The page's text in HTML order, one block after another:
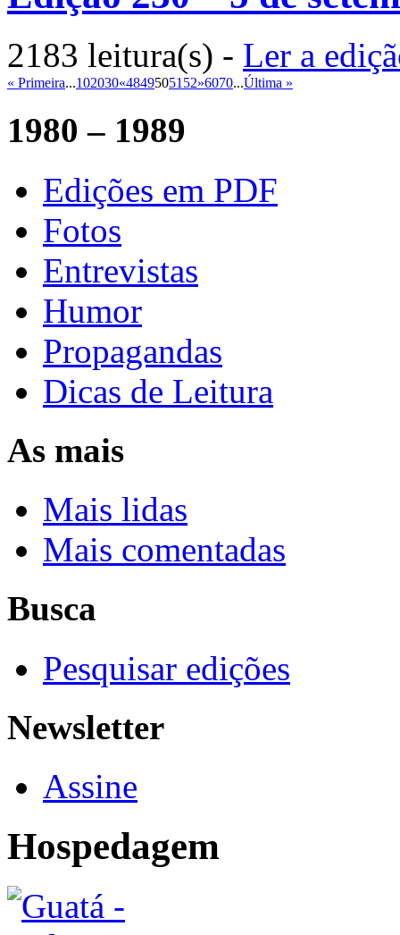
2183 leitura(s) - Ler a
« Primeira...102030«48495051 52»6070...Última »
1980 – 1989
Edições em PDF
Fotos
Entrevistas
Humor
Propagandas
Dicas de Leitura
As mais
Mais lidas
Mais comentadas
Busca
Pesquisar edições
Newsletter
Assine
Hospedagem